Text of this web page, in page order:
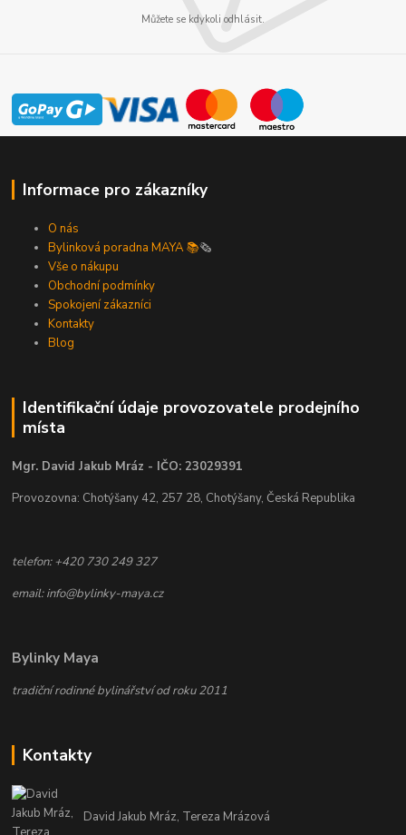
Můžete se kdykoli odhlásit.
Informace pro zákazníky
O nás
Bylinková poradna MAYA 📚🗞️
Vše o nákupu
Obchodní podmínky
Spokojení zákazníci
Kontakty
Blog
Identifikační údaje provozovatele prodejního
místa
Mgr. David Jakub Mráz - IČO: 23029391
Provozovna: Chotýšany 42, 257 28, Chotýšany, Česká Republika
telefon: +420 730 249 327
email: info@bylinky-maya.cz
Bylinky Maya
tradiční rodinné bylinářství od roku 2011
Kontakty
David Jakub Mráz, Tereza Mrázová